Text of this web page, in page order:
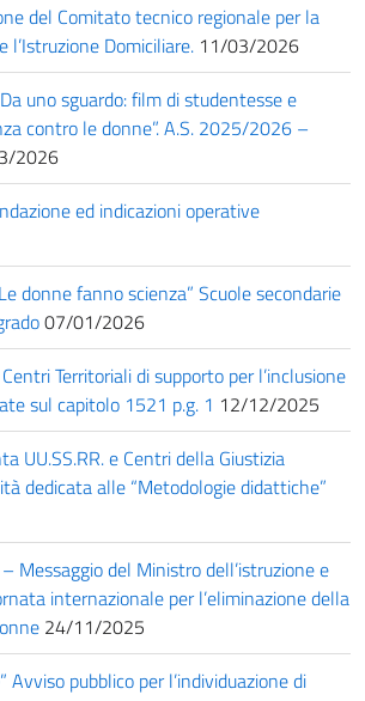
del Comitato tecnico regionale per la
l’Istruzione Domiciliare. 11/03/2026
uno sguardo: film di studentesse e
contro le donne”. A.S. 2025/2026 –
2026
ed indicazioni operative
donne fanno scienza” Scuole secondarie
07/01/2026
Territoriali di supporto per l’inclusione
sul capitolo 1521 p.g. 1 12/12/2025
UU.SS.RR. e Centri della Giustizia
dedicata alle “Metodologie didattiche”
Messaggio del Ministro dell’istruzione e
internazionale per l’eliminazione della
24/11/2025
Avviso pubblico per l’individuazione di